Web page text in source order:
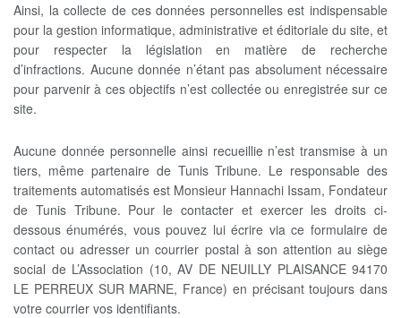
Ainsi, la collecte de ces données personnelles est indispensable
pour la gestion informatique, administrative et éditoriale du site, et
pour respecter la législation en matière de recherche
d’infractions. Aucune donnée n’étant pas absolument nécessaire
pour parvenir à ces objectifs n’est collectée ou enregistrée sur ce
site.
Aucune donnée personnelle ainsi recueillie n’est transmise à un
tiers, même partenaire de Tunis Tribune. Le responsable des
traitements automatisés est Monsieur Hannachi Issam, Fondateur
de Tunis Tribune. Pour le contacter et exercer les droits ci-
dessous énumérés, vous pouvez lui écrire via ce formulaire de
contact ou adresser un courrier postal à son attention au siège
social de L’Association (10, AV DE NEUILLY PLAISANCE 94170
LE PERREUX SUR MARNE, France) en précisant toujours dans
votre courrier vos identifiants.